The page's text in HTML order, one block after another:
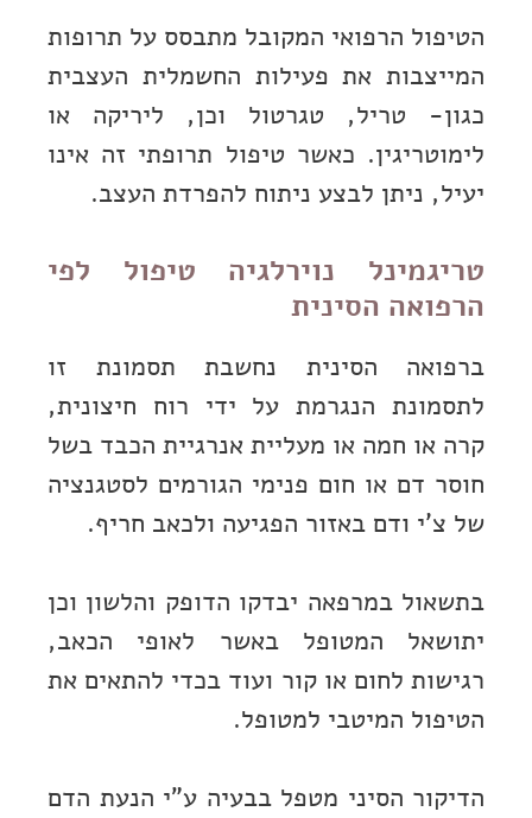
הטיפול הרפואי המקובל מתבסס על תרופות
המייצבות את פעילות החשמלית העצבית
כגון- טריל, טגרטול וכן, ליריקה או
לימוטריגין. כאשר טיפול תרופתי זה אינו
יעיל, ניתן לבצע ניתוח להפרדת העצב.
טריגמינל נוירלגיה טיפול לפי
הרפואה הסינית
ברפואה הסינית נחשבת תסמונת זו
לתסמונת הנגרמת על ידי רוח חיצונית,
קרה או חמה או מעליית אנרגיית הכבד בשל
חוסר דם או חום פנימי הגורמים לסטגנציה
של צ’י ודם באזור הפגיעה ולכאב חריף.
בתשאול במרפאה יבדקו הדופק והלשון וכן
יתושאל המטופל באשר לאופי הכאב,
רגישות לחום או קור ועוד בכדי להתאים את
הטיפול המיטבי למטופל.
הדיקור הסיני מטפל בבעיה ע”י הנעת הדם